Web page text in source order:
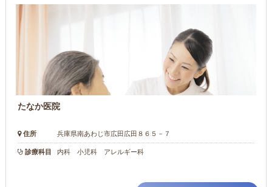
たなか医院
住所 兵庫県南あわじ市広田広田８６５－７
診療科目 内科 小児科 アレルギー科